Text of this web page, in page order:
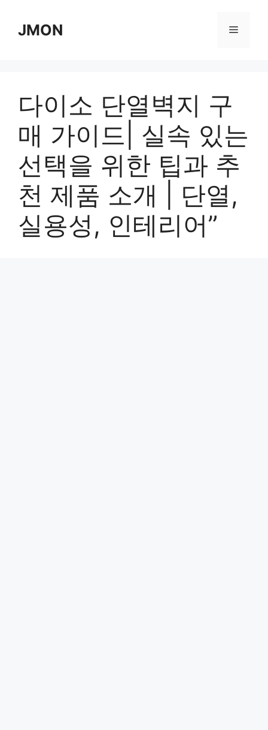
contentJMON Menu
다이소 단열벽지 구
매 가이드| 실속 있는
선택을 위한 팁과 추
천 제품 소개 | 단열,
실용성, 인테리어”